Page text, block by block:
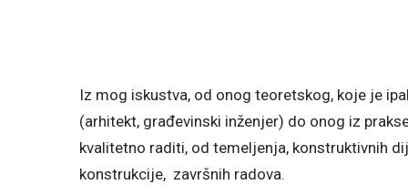
Iz mog iskustva, od onog teoretskog, koje je
(arhitekt, građevinski inženjer) do onog iz
kvalitetno raditi, od temeljenja, konstruktivnih
konstrukcije, završnih radova.